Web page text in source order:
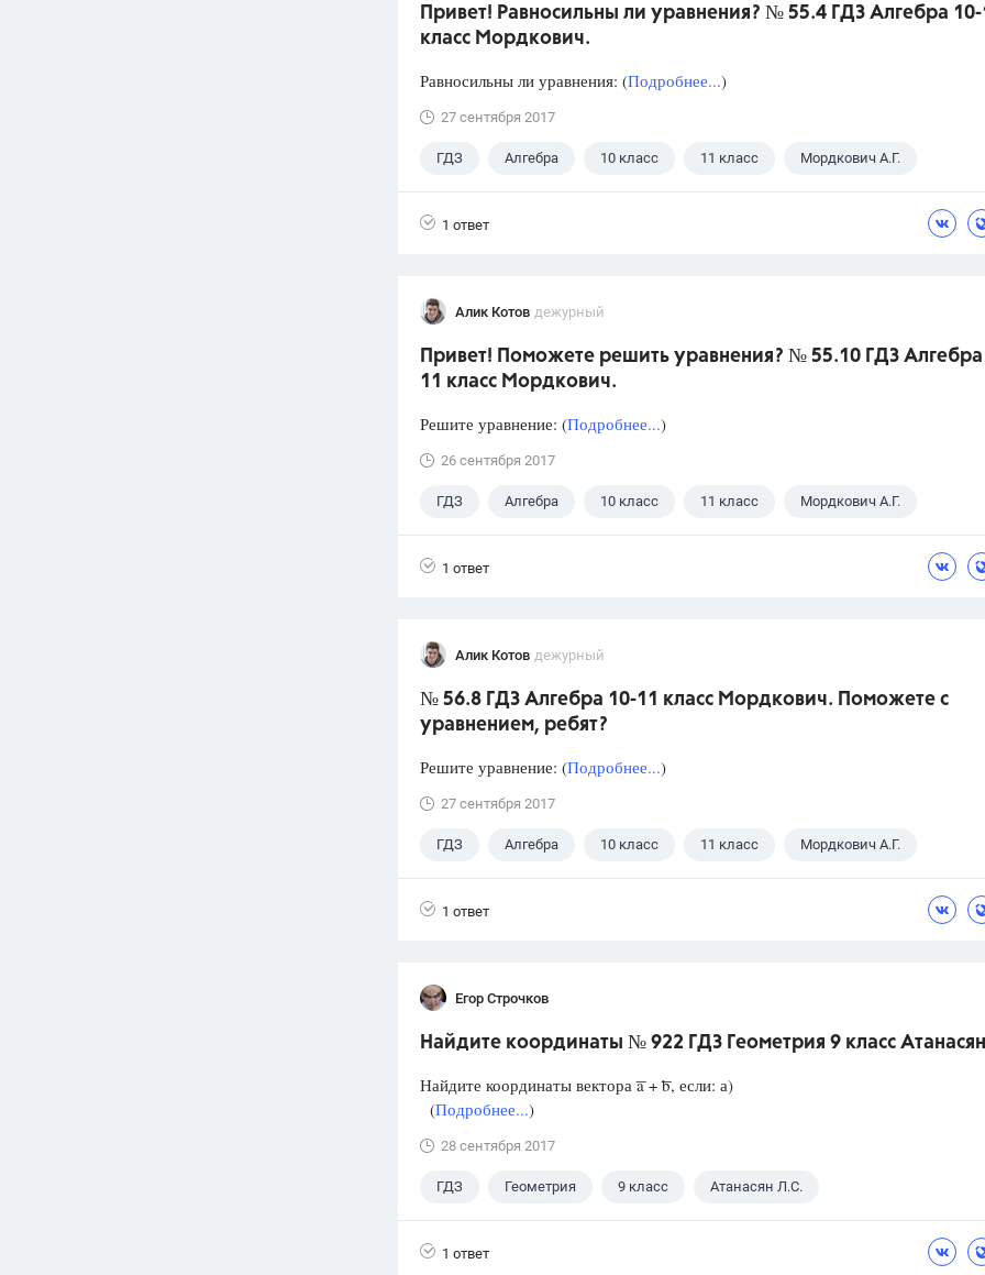
Привет! Равносильны ли уравнения? № 55.4 ГДЗ Алгебра
класс Мордкович.
Равносильны ли уравнения: (Подробнее...)
27 сентября 2017
ГДЗ Алгебра 10 класс 11 класс Мордкович А.Г.
1 ответ
Алик Котов дежурный
Привет! Поможете решить уравнения? № 55.10 ГДЗ Алгебра
11 класс Мордкович.
Решите уравнение: (Подробнее...)
26 сентября 2017
ГДЗ Алгебра 10 класс 11 класс Мордкович А.Г.
1 ответ
Алик Котов дежурный
№ 56.8 ГДЗ Алгебра 10-11 класс Мордкович. Поможете с
уравнением, ребят?
Решите уравнение: (Подробнее...)
27 сентября 2017
ГДЗ Алгебра 10 класс 11 класс Мордкович А.Г.
1 ответ
Егор Строчков
Найдите координаты № 922 ГДЗ Геометрия 9 класс
Найдите координаты вектора ͞a + ͞b, если: а)
(Подробнее...)
28 сентября 2017
ГДЗ Геометрия 9 класс Атанасян Л.С.
1 ответ